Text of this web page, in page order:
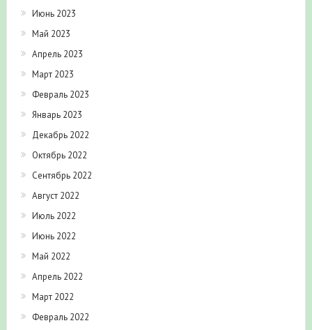
Июнь 2023
Май 2023
Апрель 2023
Март 2023
Февраль 2023
Январь 2023
Декабрь 2022
Октябрь 2022
Сентябрь 2022
Август 2022
Июль 2022
Июнь 2022
Май 2022
Апрель 2022
Март 2022
Февраль 2022